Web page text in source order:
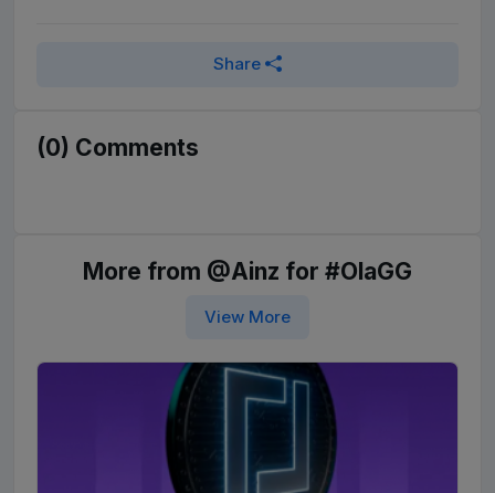
Share
(0) Comments
More from @Ainz for #OlaGG
View More